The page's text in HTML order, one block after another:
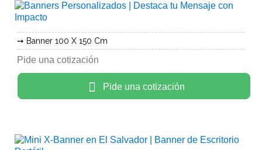
Banner 100 X 150 Cm
Pide una cotización
Pide una cotización